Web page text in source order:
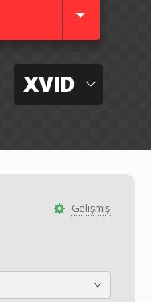
XVID
Gelişmiş